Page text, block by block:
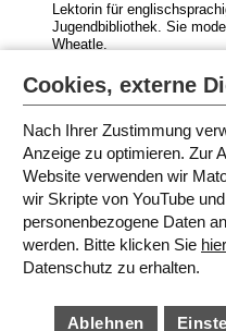
Lektorin für
Jugendbibliothek. Sie
Wheatle.
© Foto: Junko Yokota
SITEMAP
IMPRESSUM
BARRIEREFREIHEIT
Cookies, externe
Nach Ihrer Zustimmung
Anzeige zu optimieren. Zur
Website verwenden wir
wir Skripte von YouTube
personenbezogene Daten
werden. Bitte klicken Sie hier
Datenschutz zu erhalten.
Ablehnen